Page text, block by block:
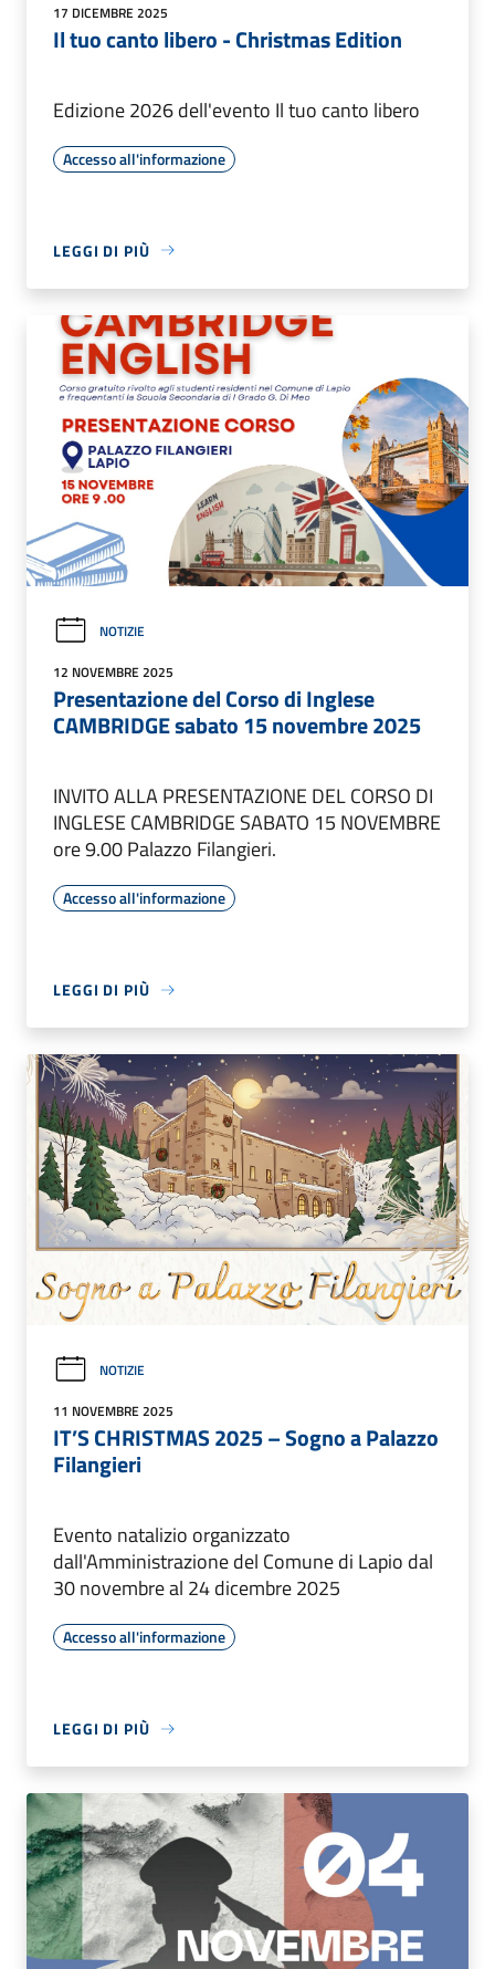
17 DICEMBRE 2025
Il tuo canto libero - Christmas Edition
Edizione 2026 dell'evento Il tuo canto libero
Accesso all'informazione
LEGGI DI PIÙ
NOTIZIE
12 NOVEMBRE 2025
Presentazione del Corso di Inglese
CAMBRIDGE sabato 15 novembre 2025
INVITO ALLA PRESENTAZIONE DEL CORSO DI
INGLESE CAMBRIDGE SABATO 15 NOVEMBRE
ore 9.00 Palazzo Filangieri.
Accesso all'informazione
LEGGI DI PIÙ
NOTIZIE
11 NOVEMBRE 2025
IT’S CHRISTMAS 2025 – Sogno a Palazzo
Filangieri
Evento natalizio organizzato
dall'Amministrazione del Comune di Lapio dal
30 novembre al 24 dicembre 2025
Accesso all'informazione
LEGGI DI PIÙ